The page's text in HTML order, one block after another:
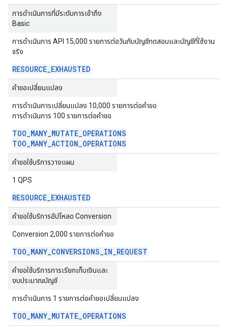
การดำเนินการที่มีระดับการเข้าถึง
Basic
การดำเนินการ API 15,000 รายการต่อวันกับบัญชีทดสอบและบัญชีที่ใช้งาน
จริง
RESOURCE_EXHAUSTED
คำขอเปลี่ยนแปลง
การดำเนินการเปลี่ยนแปลง 10,000 รายการต่อคำขอ
การดำเนินการ 100 รายการต่อคำขอ
TOO_MANY_MUTATE_OPERATIONS
TOO_MANY_ACTION_OPERATIONS
คำขอใช้บริการวางแผน
1 QPS
RESOURCE_EXHAUSTED
คำขอใช้บริการอัปโหลด Conversion
Conversion 2,000 รายการต่อคำขอ
TOO_MANY_CONVERSIONS_IN_REQUEST
คำขอใช้บริการการเรียกเก็บเงินและ
งบประมาณบัญชี
การดำเนินการ 1 รายการต่อคำขอเปลี่ยนแปลง
TOO_MANY_MUTATE_OPERATIONS